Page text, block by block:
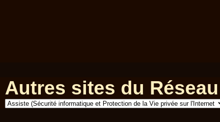
Autres sites du